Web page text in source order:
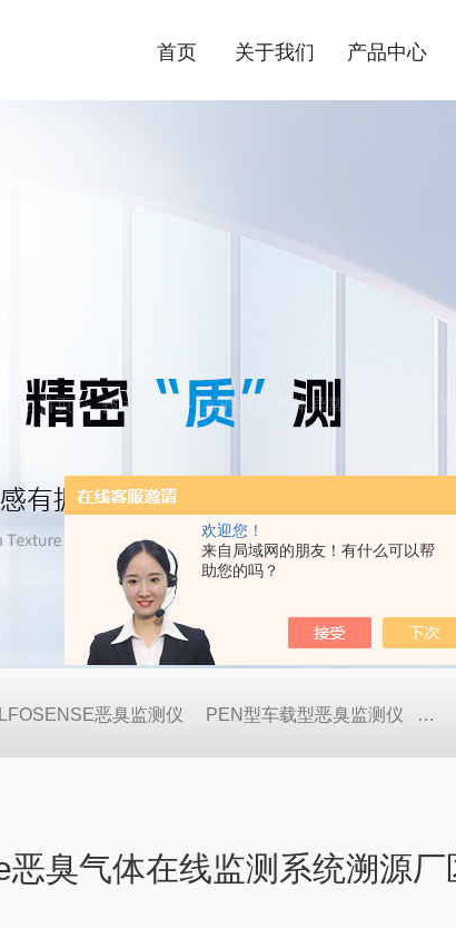
欢迎您！
来自局域网的朋友！有什么可以帮
助您的吗？
首页 关于我们 产品中心
：首页 技术文章 实时捕捉气体异常，olfosense
恶臭监测仪 PEN型车载型恶臭监测仪
臭气体在线监测系统溯源